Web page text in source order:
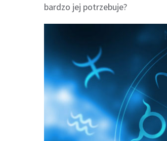
bardzo jej potrzebuje?